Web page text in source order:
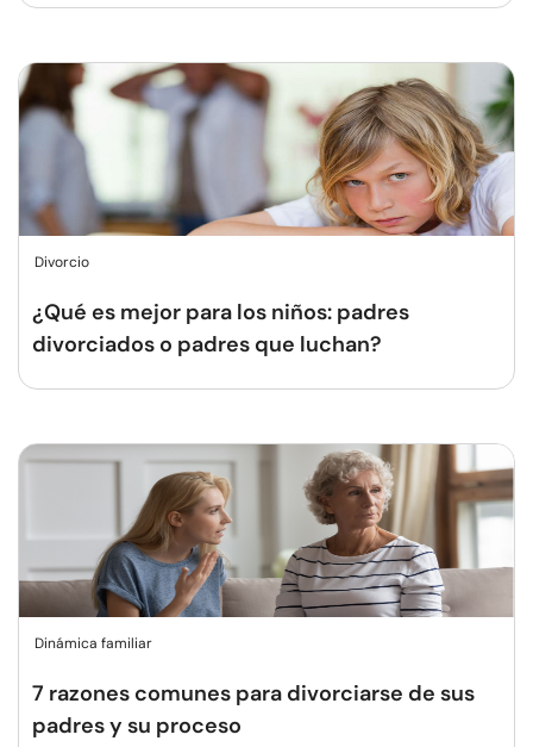
Divorcio
¿Qué es mejor para los niños: padres
divorciados o padres que luchan?
Dinámica familiar
7 razones comunes para divorciarse de sus
padres y su proceso